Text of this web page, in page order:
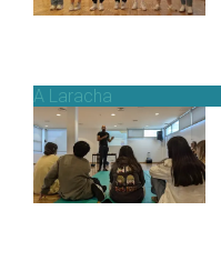
A Laracha